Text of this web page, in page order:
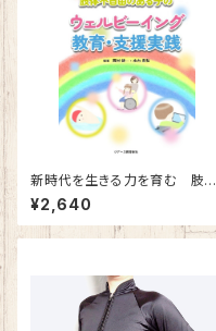
新時代を生きる力を育む 肢体
不自由のある子のウェルビーイ
ング教育・支援実践
¥2,640